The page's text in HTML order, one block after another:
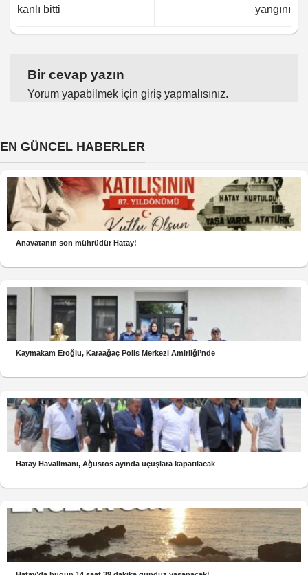
kanlı bitti
yangını
Bir cevap yazın
Yorum yapabilmek için giriş yapmalısınız.
EN GÜNCEL HABERLER
Anavatanın son mührüdür Hatay!
Kaymakam Eroğlu, Karaağaç Polis Merkezi Amirliği’nde
Hatay Havalimanı, Ağustos ayında uçuşlara kapatılacak